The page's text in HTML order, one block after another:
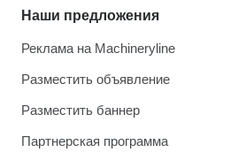
Наши предложения
Реклама на Machineryline
Разместить объявление
Разместить баннер
Партнерская программа